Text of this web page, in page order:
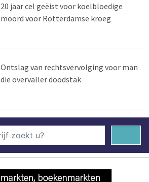
20 jaar cel geëist voor koelbloedige
moord voor Rotterdamse kroeg
Ontslag van rechtsvervolging voor man
die overvaller doodstak